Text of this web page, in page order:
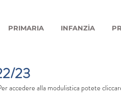
PRIMARIA INFANZIA
23
accedere alla modulistica potete